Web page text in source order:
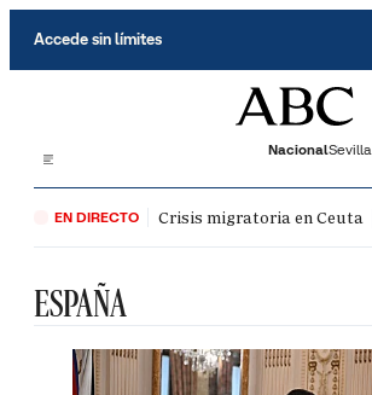
Accede sin límites
NacionalSevilla
EN DIRECTO Crisis migratoria en Ceuta
ESPAÑA